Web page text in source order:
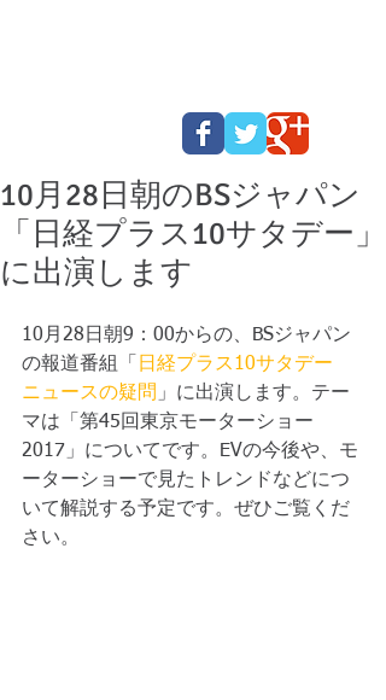
10月28日朝のBSジャパン
「日経プラス10サタデー」
に出演します
10月28日朝9：00からの、BSジャパン
の報道番組「 日経プラス10サタデー
ニュースの疑問 」に出演します。テー
マは「第45回東京モーターショー
2017」についてです。EVの今後や、モ
ーターショーで見たトレンドなどにつ
いて解説する予定です。ぜひご覧くだ
さい。